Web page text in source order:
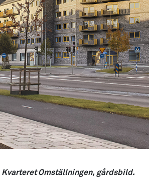
Kvarteret Omställningen, gårdsbild.